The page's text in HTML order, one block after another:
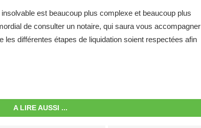
est beaucoup plus complexe et beaucoup plus
de consulter un notaire, qui saura vous accompagner
différentes étapes de liquidation soient respectées afin
A LIRE AUSSI ...